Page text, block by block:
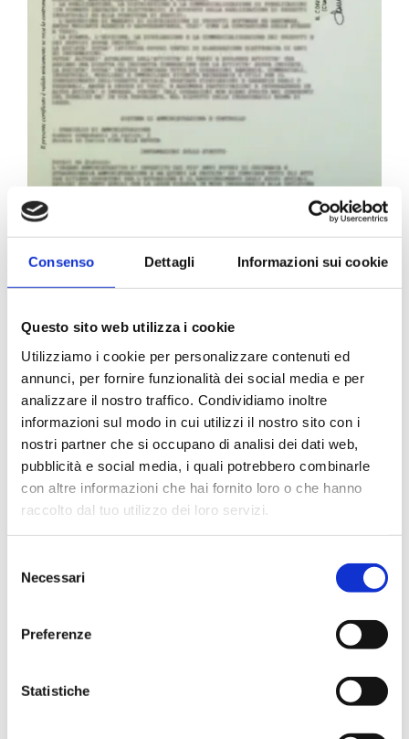
Consenso Dettagli Informazioni sui cookie
Questo sito web utilizza i cookie
Utilizziamo i cookie per personalizzare contenuti ed
annunci, per fornire funzionalità dei social media e per
analizzare il nostro traffico. Condividiamo inoltre
informazioni sul modo in cui utilizzi il nostro sito con i
nostri partner che si occupano di analisi dei dati web,
pubblicità e social media, i quali potrebbero combinarle
con altre informazioni che hai fornito loro o che hanno
raccolto dal tuo utilizzo dei loro servizi.
delNecessari
Preferenze
Statistiche
Carta Filigranata CCIAA